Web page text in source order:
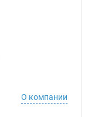
О компании